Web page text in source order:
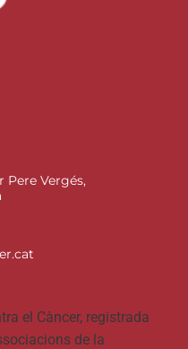
Pere Vergés,
el Càncer, registrada
de la